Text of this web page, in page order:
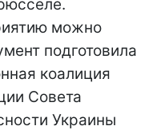
можно
подготовила
коалиция
Совета
Украины